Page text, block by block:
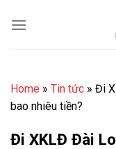
Home » Tin tức » Đi
bao nhiêu tiền?
Đi XKLĐ Đài